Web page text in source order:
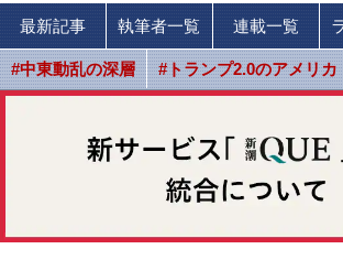
最新記事 執筆者一覧 連載一覧
#中東動乱の深層 #トランプ2.0のアメリカ